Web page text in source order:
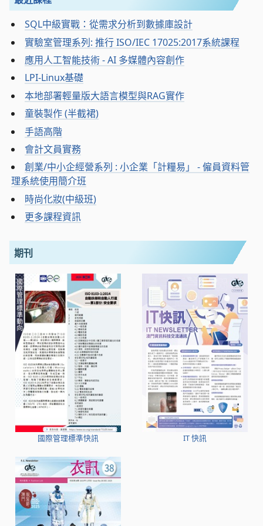
SQL中級實戰：從需求分析到數據庫設計
實驗室管理系列: 推行 ISO/IEC 17025:2017系統課程
應用人工智能技術 - AI 多媒體內容創作
LPI-Linux基礎
本地部署輕量版大語言模型與RAG實作
童裝製作 (半截裙)
手語高階
會計文員實務
創業/中小企經營系列 : 小企業「計糧易」 - 僱員資料管
理系統使用簡介班
時尚化妝(中級班)
更多課程資訊
期刊
國際管理標準快訊 IT 快訊